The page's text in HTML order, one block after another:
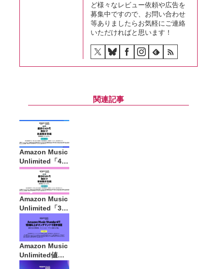
ど様々なレビュー依頼や広告を
募集中ですので、お問い合わせ
等ありましたらお気軽にご連絡
いただければと思います！
関連記事
Amazon Music
Unlimited「4ヶ
月無料キャンペ
ーン」プライム
デーにあわせて
開催中。2026年
7月13日まで
Amazon Music
Unlimited「3ヶ
月無料キャンペ
ーン」開催中。
2026年5月11日
まで
Amazon Music
Unlimited値上
げの裏で